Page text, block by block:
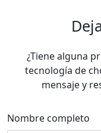
¿Tiene alguna
tecnología de
mensaje y
Nombre completo